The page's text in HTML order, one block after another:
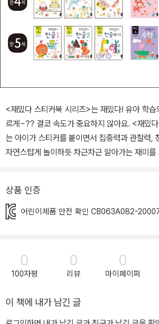
<재밌다 스티커북 시리즈>는 재밌다! 유아 학습
르게~?? 결코 속도가 중요하지 않아요. <재밌
는 아이가 스티커를 붙이면서 집중력과 관찰력,
자연스럽게 놀이하듯 차근차근 알아가는 재미를
정에 자신을 이입할 줄 알고 자신이 놀이의 중심
리기도 하지요. 그리고 스티커를 붙이다가 직접
시켜 나갈 수 있습니다. 스티커를 붙이면서 자
된 창의력을 키우도록 아이에게 아낌없는 칭찬
상품 인증
어린이제품 안전 확인 CB063A082-
0
100자평
0
리뷰
0
마이페이퍼
이 책에 내가 남긴 글